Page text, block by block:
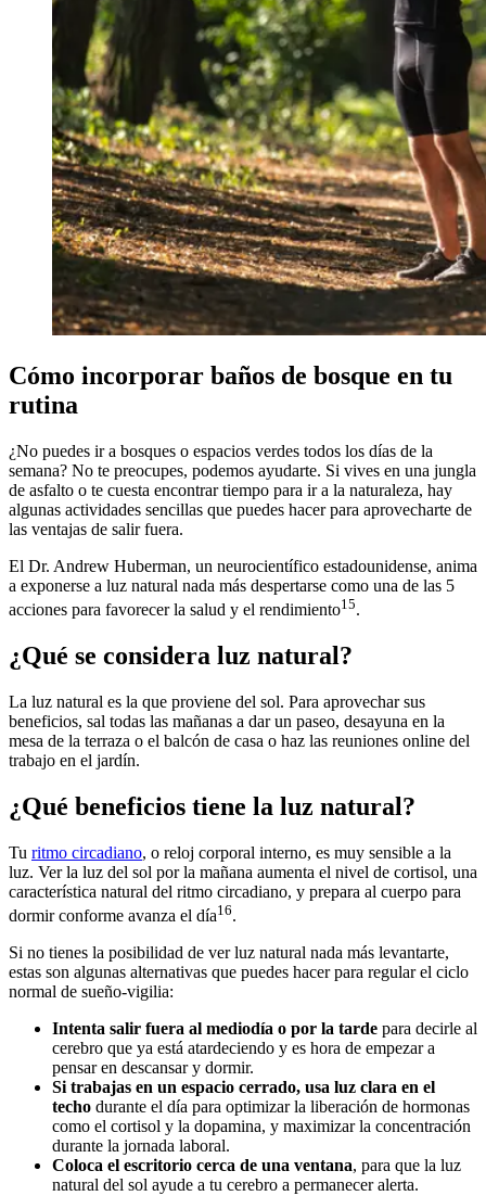
Cómo incorporar baños de bosque en tu
rutina
¿No puedes ir a bosques o espacios verdes todos los días de la
semana? No te preocupes, podemos ayudarte. Si vives en una jungla
de asfalto o te cuesta encontrar tiempo para ir a la naturaleza, hay
algunas actividades sencillas que puedes hacer para aprovecharte de
las ventajas de salir fuera.
El Dr. Andrew Huberman, un neurocientífico estadounidense, anima
a exponerse a luz natural nada más despertarse como una de las 5
acciones para favorecer la salud y el rendimiento15.
¿Qué se considera luz natural?
La luz natural es la que proviene del sol. Para aprovechar sus
beneficios, sal todas las mañanas a dar un paseo, desayuna en la
mesa de la terraza o el balcón de casa o haz las reuniones online del
trabajo en el jardín.
¿Qué beneficios tiene la luz natural?
Tu ritmo circadiano, o reloj corporal interno, es muy sensible a la
luz. Ver la luz del sol por la mañana aumenta el nivel de cortisol, una
característica natural del ritmo circadiano, y prepara al cuerpo para
dormir conforme avanza el día16.
Si no tienes la posibilidad de ver luz natural nada más levantarte,
estas son algunas alternativas que puedes hacer para regular el ciclo
normal de sueño-vigilia:
Intenta salir fuera al mediodía o por la tarde para decirle al
cerebro que ya está atardeciendo y es hora de empezar a
pensar en descansar y dormir.
Si trabajas en un espacio cerrado, usa luz clara en el
techo durante el día para optimizar la liberación de hormonas
como el cortisol y la dopamina, y maximizar la concentración
durante la jornada laboral.
Coloca el escritorio cerca de una ventana, para que la luz
natural del sol ayude a tu cerebro a permanecer alerta.